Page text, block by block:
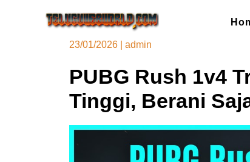
23/01/2026 admin
PUBG Rush 1v4
Tinggi, Berani